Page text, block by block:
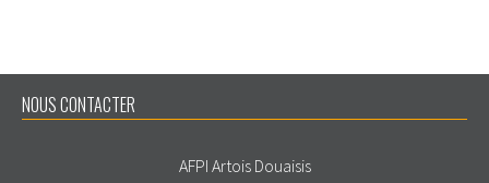
NOUS CONTACTER
AFPI Artois Douaisis